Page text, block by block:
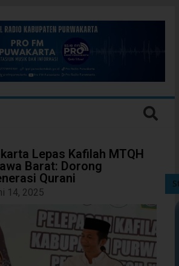
Lepas Kafilah MTQH
Barat: Dorong
Qurani
14, 2025